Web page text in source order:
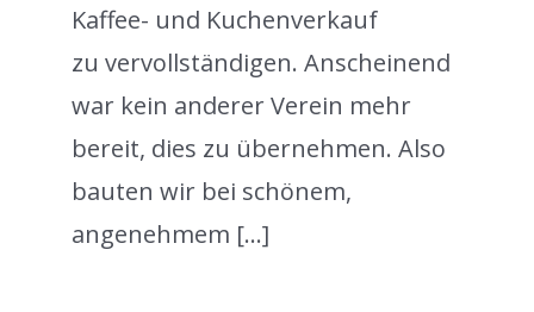
Kaffee- und Kuchenverkauf
zu vervollständigen. Anscheinend
war kein anderer Verein mehr
bereit, dies zu übernehmen. Also
bauten wir bei schönem,
angenehmem [...]